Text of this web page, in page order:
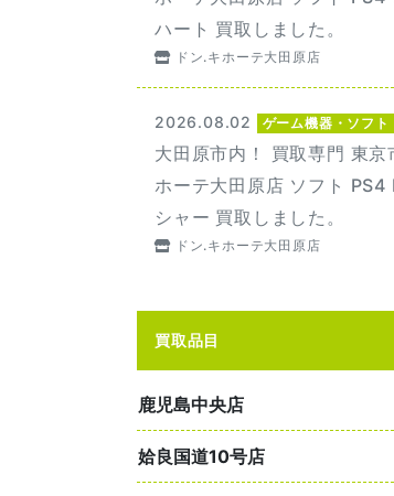
ハート 買取しました。
ドン.キホーテ大田原店
2026.08.02 ゲーム機器・ソフト
大田原市内！ 買取専門 東京
ホーテ大田原店 ソフト PS4
シャー 買取しました。
ドン.キホーテ大田原店
買取品目
鹿児島中央店
姶良国道10号店